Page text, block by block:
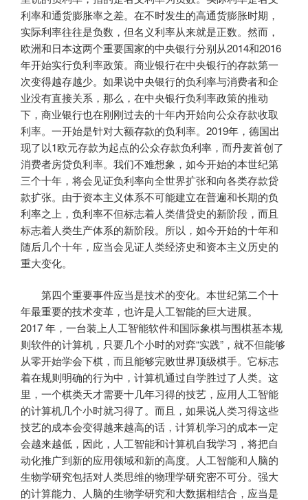
利率和通货膨胀率之差。在不时发生的高通货膨胀时期，
实际利率往往是负数，但名义利率从来就是正数。然而，
欧洲和日本这两个重要国家的中央银行分别从2014和2016
年开始实行负利率政策。商业银行在中央银行的存款第一
次变得越存越少。如果说中央银行的负利率与消费者和企
业没有直接关系，那么，在中央银行负利率政策的推动
下，商业银行也在刚刚过去的十年内开始向公众存款收取
利率。一开始是针对大额存款的负利率。2019年，德国出
现了以1欧元存款为起点的公众存款负利率，而丹麦首创了
消费者房贷负利率。我们不难想象，如今开始的本世纪第
三个十年，将会见证负利率向全世界扩张和向各类存款贷
款扩张。由于资本主义体系不可能建立在普遍和长期的负
利率之上，负利率不但标志着人类借贷史的新阶段，而且
标志着人类生产体系的新阶段。所以，如今开始的十年和
随后几个十年，应当会见证人类经济史和资本主义历史的
重大变化。
第四个重要事件应当是技术的变化。本世纪第二个十
年最重要的技术变革，也许是人工智能的巨大进展。
2017 年，一台装上人工智能软件和国际象棋与围棋基本规
则软件的计算机，只要几个小时的对弈“实践”，就不但能够
从零开始学会下棋，而且能够完败世界顶级棋手。它标志
着在规则明确的行为中，计算机通过自学胜过了人类。这
里，一个棋类天才需要十几年习得的技艺，应用人工智能
的计算机几个小时就习得了。而且，如果说人类习得这些
技艺的成本会变得越来越高的话，计算机学习的成本一定
会越来越低，因此，人工智能和计算机自我学习，将把自
动化推广到新的应用领域和新的高度。人工智能和人脑的
生物学研究包括对人类思维的物理学研究密不可分。强大
的计算能力、人脑的生物学研究和大数据相结合，应当是